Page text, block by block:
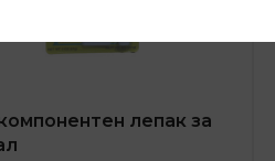
лепак за